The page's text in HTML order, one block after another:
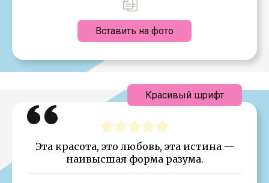
Вставить на фото
Эта красота, это любовь, эта истина —
наивысшая форма разума.
Красивый шрифт